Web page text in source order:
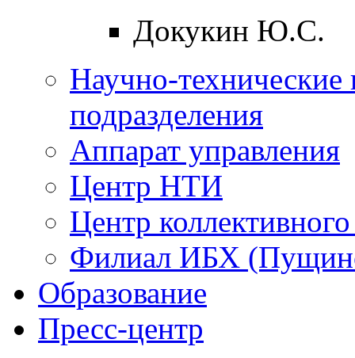
Докукин Ю.С.
Научно-технические
подразделения
Аппарат управления
Центр НТИ
Центр
Филиал ИБХ
Образование
Пресс-центр